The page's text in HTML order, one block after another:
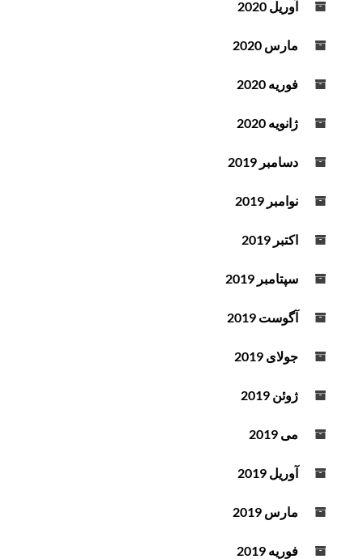
آوریل 2020
مارس 2020
فوریه 2020
ژانویه 2020
دسامبر 2019
نوامبر 2019
اکتبر 2019
سپتامبر 2019
آگوست 2019
جولای 2019
ژوئن 2019
می 2019
آوریل 2019
مارس 2019
فوریه 2019